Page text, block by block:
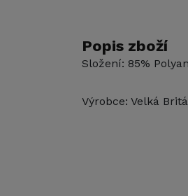
Popis zboží
Složení: 85%
Výrobce: Velká